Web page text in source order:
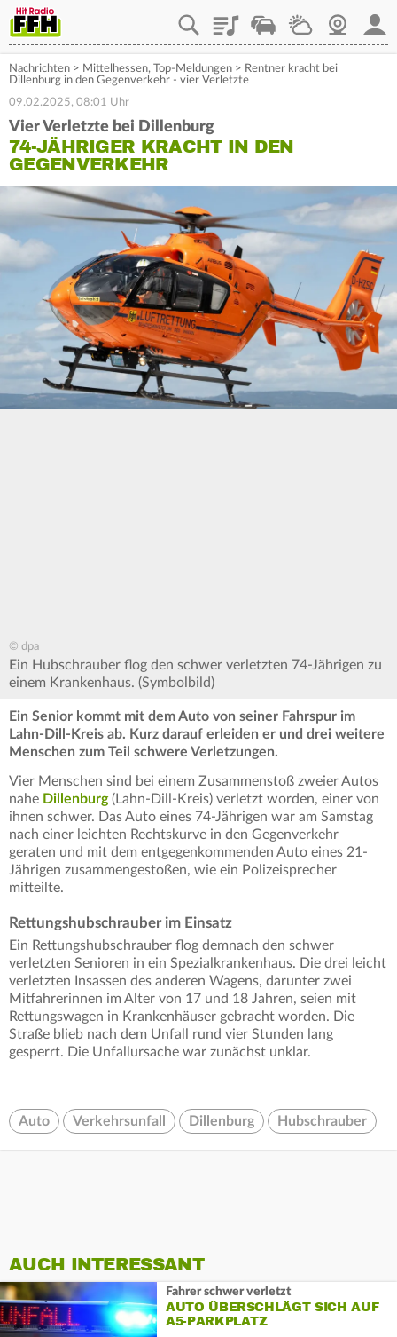
PlaylistStaupilotWetterWebcam
Nachrichten > Mittelhessen, Top-Meldungen > Rentner kracht bei
Dillenburg in den Gegenverkehr - vier Verletzte
09.02.2025, 08:01 Uhr
Vier Verletzte bei Dillenburg
74-JÄHRIGER KRACHT IN DEN
GEGENVERKEHR
© dpa
Ein Hubschrauber flog den schwer verletzten 74-Jährigen zu
einem Krankenhaus. (Symbolbild)
Ein Senior kommt mit dem Auto von seiner Fahrspur im
Lahn-Dill-Kreis ab. Kurz darauf erleiden er und drei weitere
Menschen zum Teil schwere Verletzungen.
Vier Menschen sind bei einem Zusammenstoß zweier Autos
nahe Dillenburg(Lahn-Dill-Kreis) verletzt worden, einer von
ihnen schwer. Das Auto eines 74-Jährigen war am Samstag
nach einer leichten Rechtskurve in den Gegenverkehr
geraten und mit dem entgegenkommenden Auto eines 21-
Jährigen zusammengestoßen, wie ein Polizeisprecher
mitteilte.
Rettungshubschrauber im Einsatz
Ein Rettungshubschrauber flog demnach den schwer
verletzten Senioren in ein Spezialkrankenhaus. Die drei leicht
verletzten Insassen des anderen Wagens, darunter zwei
Mitfahrerinnen im Alter von 17 und 18 Jahren, seien mit
Rettungswagen in Krankenhäuser gebracht worden. Die
Straße blieb nach dem Unfall rund vier Stunden lang
gesperrt. Die Unfallursache war zunächst unklar.
Auto Verkehrsunfall Dillenburg Hubschrauber
AUCH INTERESSANT
Fahrer schwer verletzt
AUTO ÜBERSCHLÄGT SICH AUF
A5-PARKPLATZ